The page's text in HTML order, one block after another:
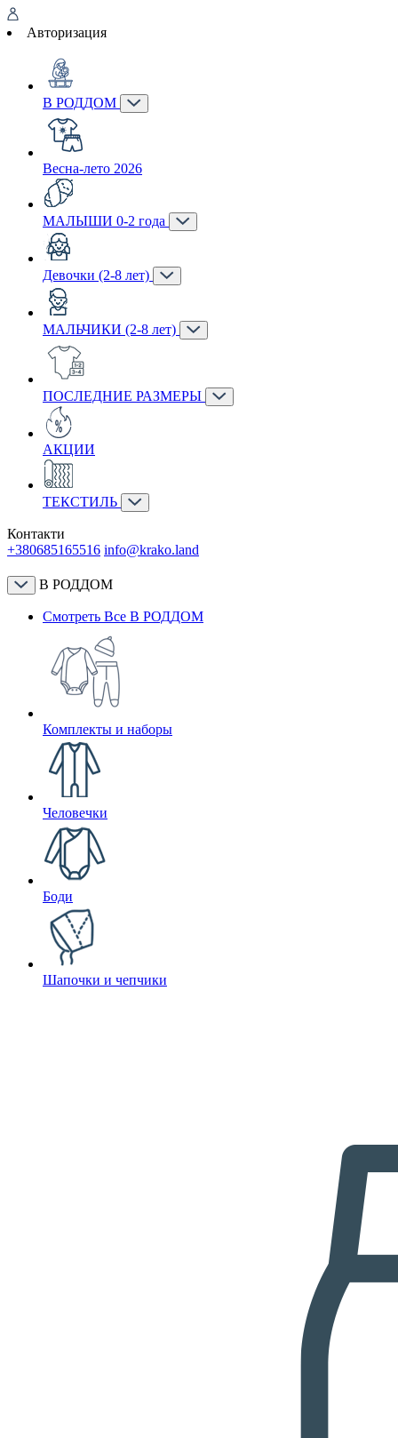
Авторизация
В РОДДОМ
Весна-лето 2026
МАЛЫШИ 0-2 года
Девочки (2-8 лет)
МАЛЬЧИКИ (2-8 лет)
ПОСЛЕДНИЕ РАЗМЕРЫ
АКЦИИ
ТЕКСТИЛЬ
Контакти
+380685165516 info@krako.land
В РОДДОМ
Смотреть Все В РОДДОМ
Комплекты и наборы
Человечки
Боди
Шапочки и чепчики